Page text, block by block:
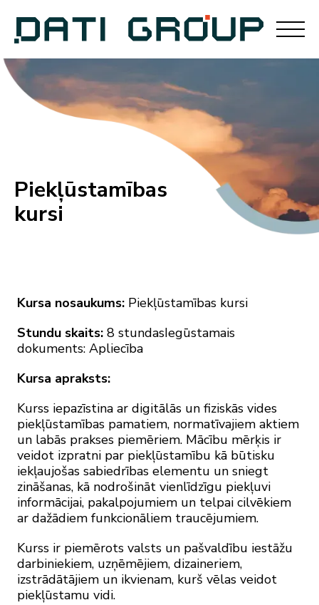
Piekļūstamības
kursi
Kursa nosaukums: Piekļūstamības kursi
Stundu skaits: 8 stundasIegūstamais
dokuments: Apliecība
Kursa apraksts:
Kurss iepazīstina ar digitālās un fiziskās vides
piekļūstamības pamatiem, normatīvajiem aktiem
un labās prakses piemēriem. Mācību mērķis ir
veidot izpratni par piekļūstamību kā būtisku
iekļaujošas sabiedrības elementu un sniegt
zināšanas, kā nodrošināt vienlīdzīgu piekļuvi
informācijai, pakalpojumiem un telpai cilvēkiem
ar dažādiem funkcionāliem traucējumiem.
Kurss ir piemērots valsts un pašvaldību iestāžu
darbiniekiem, uzņēmējiem, dizaineriem,
izstrādātājiem un ikvienam, kurš vēlas veidot
piekļūstamu vidi.